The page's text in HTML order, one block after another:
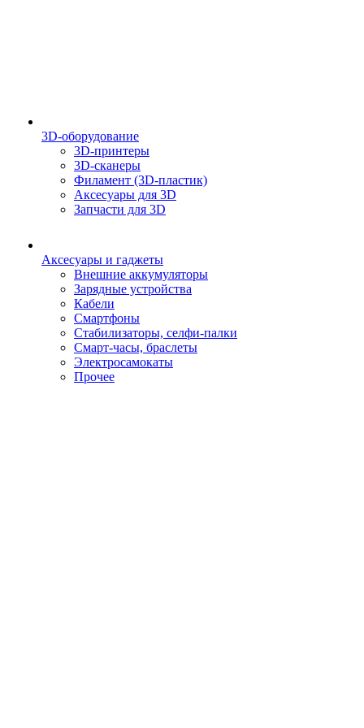
3D-оборудование
3D-принтеры
3D-сканеры
Филамент (3D-пластик)
Аксесуары для 3D
Запчасти для 3D
Аксесуары и гаджеты
Внешние аккумуляторы
Зарядные устройства
Кабели
Смартфоны
Стабилизаторы, селфи-палки
Смарт-часы, браслеты
Электросамокаты
Прочее